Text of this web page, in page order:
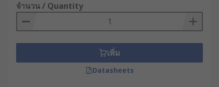
จำนวน / Quantity
เพิ่ม
Datasheets